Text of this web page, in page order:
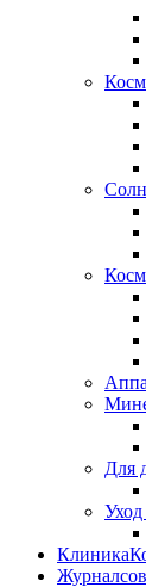
Для
Уход
Клиника
Журнал